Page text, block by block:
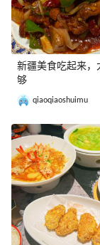
新疆美食吃起来，
够
qiaoqiaoshuimu